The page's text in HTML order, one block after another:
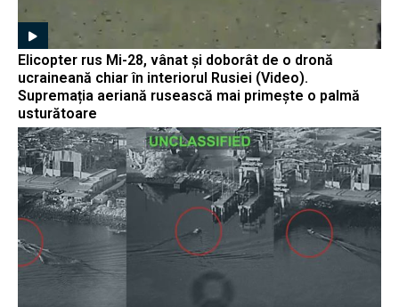
Elicopter rus Mi-28, vânat și doborât de o dronă
ucraineană chiar în interiorul Rusiei (Video).
Supremația aeriană rusească mai primește o palmă
usturătoare